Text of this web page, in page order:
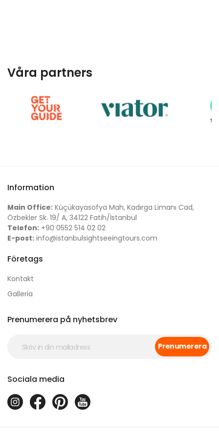
Våra partners
Information
Main Office: Küçükayasofya Mah, Kadırga Limanı Cad,
Özbekler Sk. 19/ A, 34122 Fatih/İstanbul
Telefon: +90 0552 514 02 02
E-post: info@istanbulsightseeingtours.com
Företags
Kontakt
Galleria
Prenumerera på nyhetsbrev
Prenumerera
Sociala media